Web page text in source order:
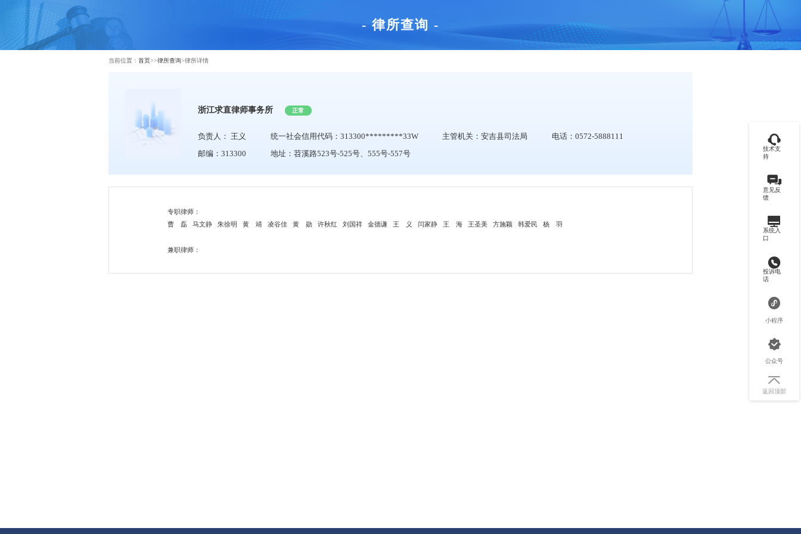
- 律所查询 -
当前位置： 首页>>律所查询>律所详情
浙江求直律师事务所 正常
负责人： 王义 统一社会信用代码：313300*********33W 主管机关：安吉县司法局 电话：0572-5888111
邮编：313300 地址：苕溪路523号-525号、555号-557号
专职律师：
曹 磊
马文静 朱徐明 黄 靖 凌谷佳 黄 勋 许秋红 刘国祥 金德谦 王 义 闫家静 王 海 王圣美 方施颖 韩爱民 杨 羽
兼职律师：
技术支
持
意见反
馈
系统入
口
投诉电
话
小程序
公众号
返回顶部